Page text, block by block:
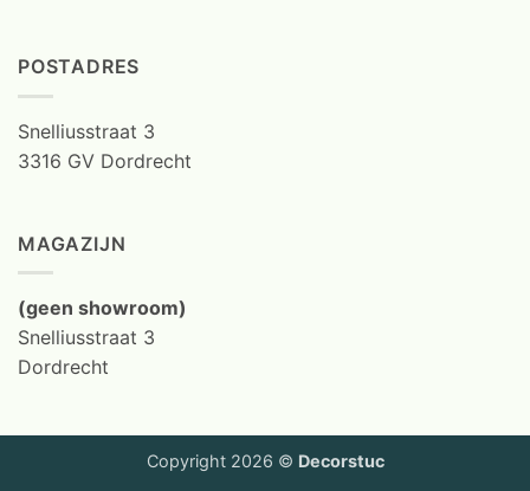
POSTADRES
Snelliusstraat 3
3316 GV Dordrecht
MAGAZIJN
(geen showroom)
Snelliusstraat 3
Dordrecht
Copyright 2026 © Decorstuc